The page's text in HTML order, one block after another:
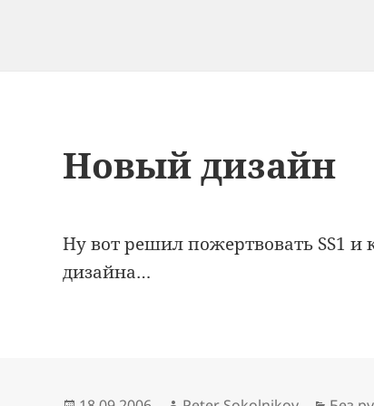
Новый дизайн
Ну вот решил пожертвовать SS1 и
дизайна…